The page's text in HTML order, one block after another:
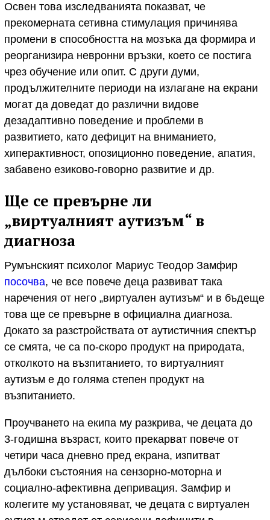
Освен това изследванията показват, че
прекомерната сетивна стимулация причинява
промени в способността на мозъка да формира и
реорганизира невронни връзки, което се постига
чрез обучение или опит. С други думи,
продължителните периоди на излагане на екрани
могат да доведат до различни видове
дезадаптивно поведение и проблеми в
развитието, като дефицит на вниманието,
хиперактивност, опозиционно поведение, апатия,
забавено езиково-говорно развитие и др.
Ще се превърне ли
„виртуалният аутизъм“ в
диагноза
Румънският психолог Мариус Теодор Замфир
посочва, че все повече деца развиват така
наречения от него „виртуален аутизъм“ и в бъдеще
това ще се превърне в официална диагноза.
Докато за разстройствата от аутистичния спектър
се смята, че са по-скоро продукт на природата,
отколкото на възпитанието, то виртуалният
аутизъм е до голяма степен продукт на
възпитанието.
Проучването на екипа му разкрива, че децата до
3-годишна възраст, които прекарват повече от
четири часа дневно пред екрана, изпитват
дълбоки състояния на сензорно-моторна и
социално-афективна депривация. Замфир и
колегите му установяват, че децата с виртуален